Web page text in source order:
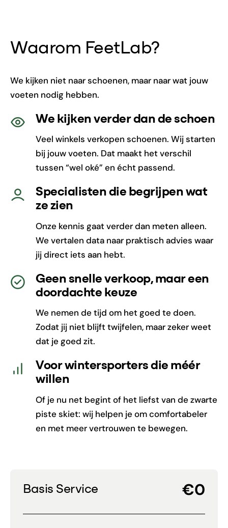
Waarom FeetLab?
We kijken niet naar schoenen, maar naar wat jouw
voeten nodig hebben.
We kijken verder dan de schoen
Veel winkels verkopen schoenen. Wij starten
bij jouw voeten. Dat maakt het verschil
tussen “wel oké” en écht passend.
Specialisten die begrijpen wat
ze zien
Onze kennis gaat verder dan meten alleen.
We vertalen data naar praktisch advies waar
jij direct iets aan hebt.
Geen snelle verkoop, maar een
doordachte keuze
We nemen de tijd om het goed te doen.
Zodat jij niet blijft twijfelen, maar zeker weet
dat je goed zit.
Voor wintersporters die méér
willen
Of je nu net begint of het liefst van de zwarte
piste skiet: wij helpen je om comfortabeler
en met meer vertrouwen te bewegen.
Basis Service €0